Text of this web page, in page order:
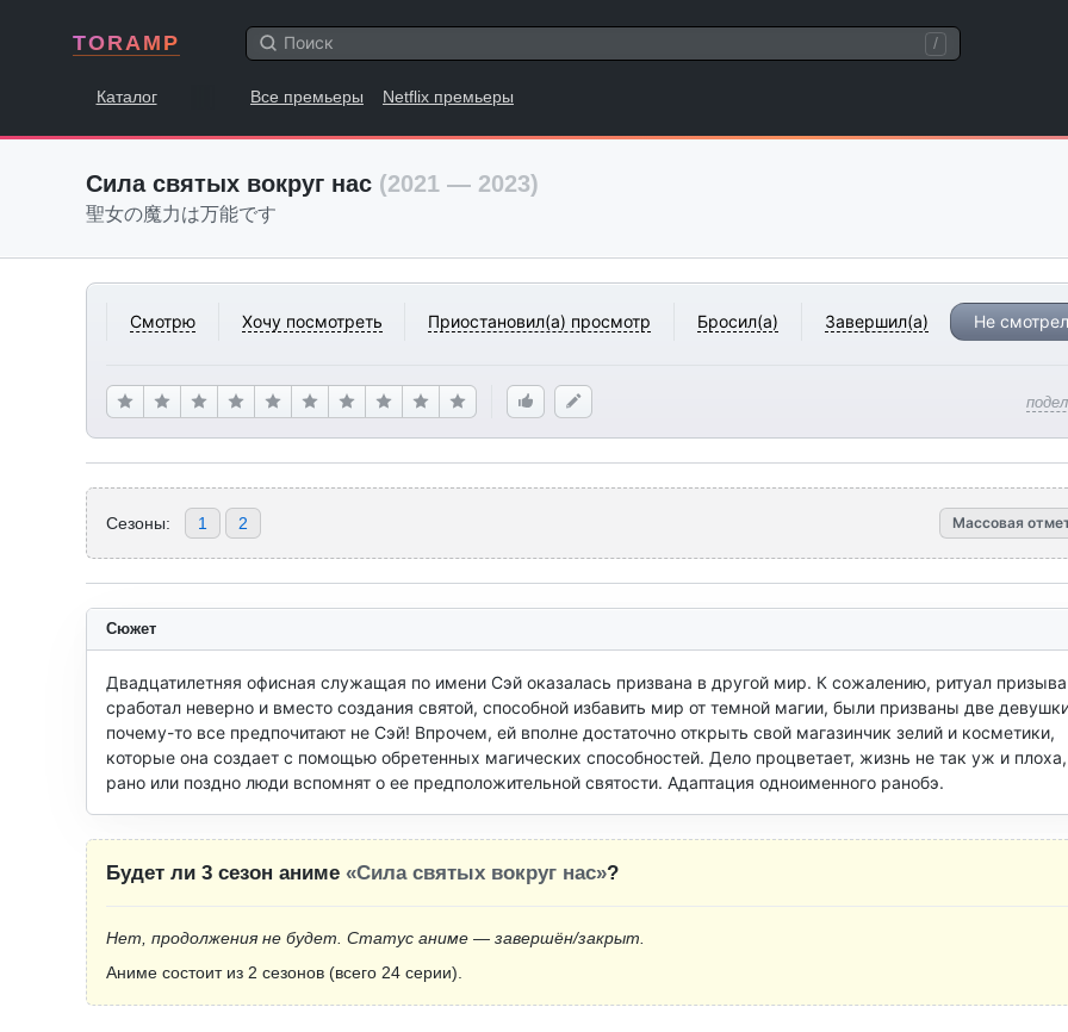
TORAMP /
Каталог Все премьеры Netflix премьеры
Сила святых вокруг нас (2021 — 2023)
聖女の魔力は万能です
Смотрю Хочу посмотреть Приостановил(а) просмотр Бросил(а) Завершил(а) Не
Сезоны: 1 2 Массовая
Сюжет
Двадцатилетняя офисная служащая по имени Сэй оказалась призвана в другой мир. К сожалению, ритуал призыва
сработал неверно и вместо создания святой, способной избавить мир от темной магии, были призваны две
почему-то все предпочитают не Сэй! Впрочем, ей вполне достаточно открыть свой магазинчик зелий и косметики,
которые она создает с помощью обретенных магических способностей. Дело процветает, жизнь не так уж и
рано или поздно люди вспомнят о ее предположительной святости. Адаптация одноименного ранобэ.
Будет ли 3 сезон аниме «Сила святых вокруг нас»?
Нет, продолжения не будет. Статус аниме — завершён/закрыт.
Аниме состоит из 2 сезонов (всего 24 серии).